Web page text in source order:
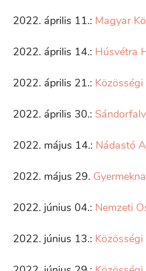
2022. április 11.: Magyar
2022. április 14.: Húsvétra
2022. április 21.:
2022. április 30.:
2022. május 14.: Nádastó
2022. május 29.
2022. június 04.: Nemzeti
2022. június 13.: